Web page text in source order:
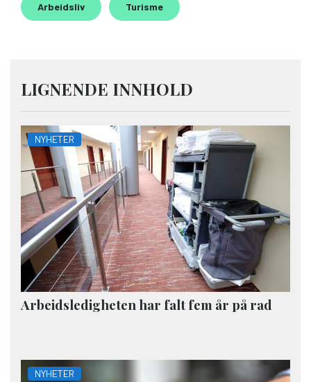
Arbeidsliv Turisme
LIGNENDE INNHOLD
NYHETER
Arbeidsledigheten har falt fem år på rad
NYHETER